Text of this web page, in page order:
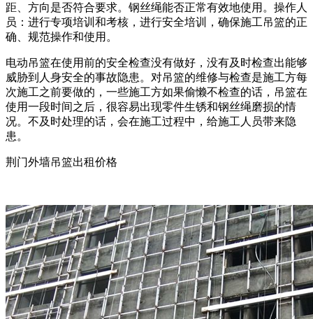
距、方向是否符合要求。钢丝绳能否正常有效地使用。操作人
员：进行专项培训和考核，进行安全培训，确保施工吊篮的正
确、规范操作和使用。
电动吊篮在使用前的安全检查没有做好，没有及时检查出能够
威胁到人身安全的事故隐患。对吊篮的维修与检查是施工方每
次施工之前要做的，一些施工方如果偷懒不检查的话，吊篮在
使用一段时间之后，很容易出现零件生锈和钢丝绳磨损的情
况。不及时处理的话，会在施工过程中，给施工人员带来隐
患。
荆门外墙吊篮出租价格